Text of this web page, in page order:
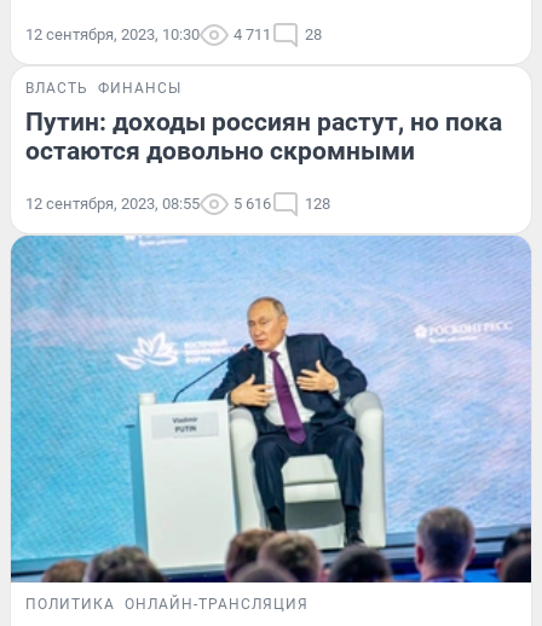
12 сентября, 2023, 10:30 4 711 28
ВЛАСТЬ ФИНАНСЫ
Путин: доходы россиян растут, но пока
остаются довольно скромными
12 сентября, 2023, 08:55 5 616 128
ПОЛИТИКА ОНЛАЙН-ТРАНСЛЯЦИЯ